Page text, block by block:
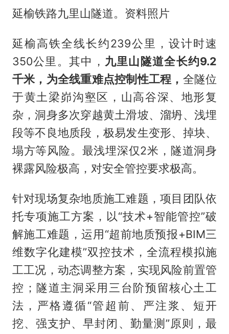
延榆铁路九里山隧道。资料照片
延榆高铁全线长约239公里，设计时速
350公里。其中， 九里山隧道全长约9.2
千米，为全线重难点控制性工程， 全隧位
于黄土梁峁沟壑区，山高谷深、地形复
杂，洞身多次穿越黄土滑坡、溜坍、浅埋
段等不良地质段，极易发生变形、掉块、
塌方等风险。最浅埋深仅2米，隧道洞身
裸露风险极高，对安全管控要求极高。
针对现场复杂地质施工难题，项目团队依
托专项施工方案，以“技术+智能管控”破
解施工难题，运用“超前地质预报+BIM三
维数字化建模”双控技术，全流程模拟施
工工况，动态调整方案，实现风险前置管
控；隧道主洞采用三台阶预留核心土工
法，严格遵循“管超前、严注浆、短开
挖、强支护、早封闭、勤量测”原则，最